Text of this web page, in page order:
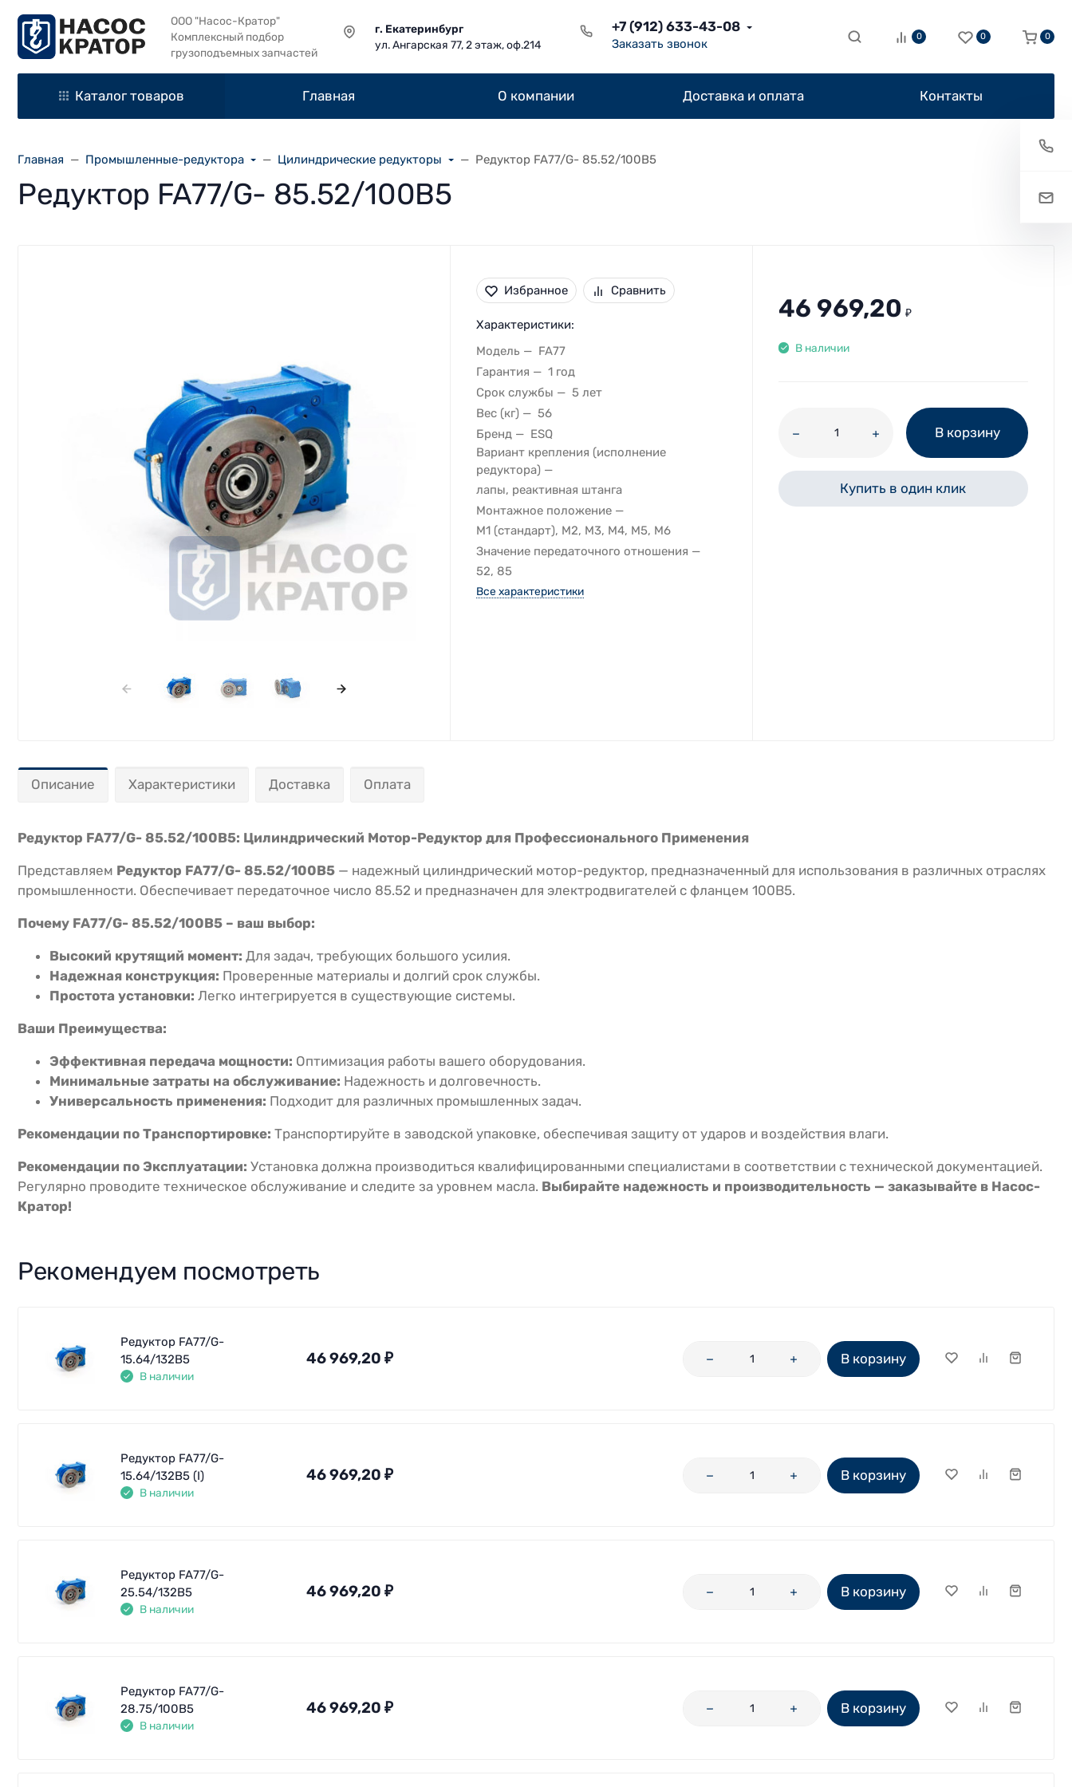
ООО "Насос-Кратор"
Комплексный подбор
грузоподъемных запчастей
г. Екатеринбург
ул. Ангарская 77, 2 этаж, оф.214
+7 (912) 633-43-08
Заказать звонок
0 0 0
Каталог товаров Главная О компании Доставка и оплата Контакты
Главная Промышленные-редуктора Цилиндрические редукторы Редуктор FA77/G- 85.52/100B5
Редуктор FA77/G- 85.52/100B5
Избранное Сравнить
Характеристики:
Модель
FA77
Гарантия
1 год
Срок службы
5 лет
Вес (кг)
56
Бренд
ESQ
Вариант крепления (исполнение
редуктора)
лапы, реактивная штанга
Монтажное положение
M1 (стандарт), M2, M3, M4, M5, M6
Значение передаточного отношения
52, 85
Все характеристики
46 969,20 ₽
В наличии
В корзину
Купить в один клик
Описание Характеристики Доставка Оплата
Редуктор FA77/G- 85.52/100B5: Цилиндрический Мотор-Редуктор для Профессионального Применения
Представляем Редуктор FA77/G- 85.52/100B5 — надежный цилиндрический мотор-редуктор, предназначенный для использования в различных отраслях
промышленности. Обеспечивает передаточное число 85.52 и предназначен для электродвигателей с фланцем 100B5.
Почему FA77/G- 85.52/100B5 – ваш выбор:
Высокий крутящий момент: Для задач, требующих большого усилия.
Надежная конструкция: Проверенные материалы и долгий срок службы.
Простота установки: Легко интегрируется в существующие системы.
Ваши Преимущества:
Эффективная передача мощности: Оптимизация работы вашего оборудования.
Минимальные затраты на обслуживание: Надежность и долговечность.
Универсальность применения: Подходит для различных промышленных задач.
Рекомендации по Транспортировке: Транспортируйте в заводской упаковке, обеспечивая защиту от ударов и воздействия влаги.
Рекомендации по Эксплуатации: Установка должна производиться квалифицированными специалистами в соответствии с технической документацией.
Регулярно проводите техническое обслуживание и следите за уровнем масла. Выбирайте надежность и производительность — заказывайте в Насос-
Кратор!
Рекомендуем посмотреть
Редуктор FA77/G-
15.64/132B5
В наличии
46 969,20 ₽ В корзину
Редуктор FA77/G-
15.64/132B5 (I)
В наличии
46 969,20 ₽ В корзину
Редуктор FA77/G-
25.54/132B5
В наличии
46 969,20 ₽ В корзину
Редуктор FA77/G-
28.75/100B5
В наличии
46 969,20 ₽ В корзину